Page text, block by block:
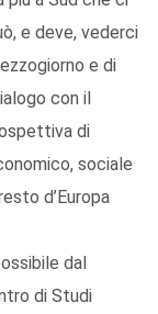
e deve, vederci
e di
con il
di
sociale
d’Europa
dal
di Studi